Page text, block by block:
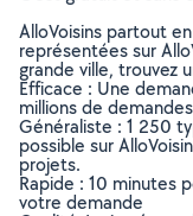
AlloVoisins partout
représentées sur
grande ville, trouvez
Efficace : Une
millions de
Généraliste : 1 250
possible sur
projets.
Rapide : 10 minutes
votre demande